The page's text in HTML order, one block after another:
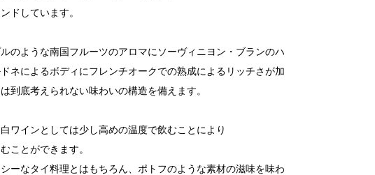
ドしています。
のような南国フルーツのアロマにソーヴィニヨン・ブランのハ
ネによるボディにフレンチオークでの熟成によるリッチさが加
到底考えられない味わいの構造を備えます。
ワインとしては少し高めの温度で飲むことにより
ことができます。
ーなタイ料理とはもちろん、ポトフのような素材の滋味を味わ